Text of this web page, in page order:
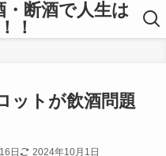
・断酒で人生は
！
ットが飲酒問題
日 2024年10月1日